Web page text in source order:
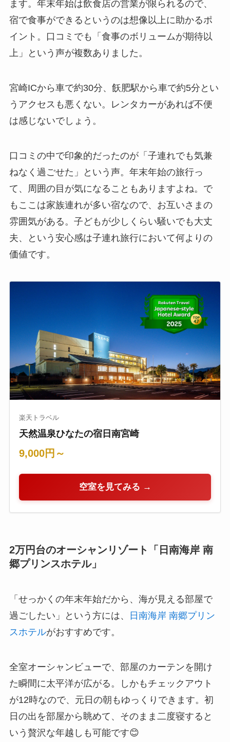
ます。年末年始は飲食店の営業が限られるので、
宿で食事ができるというのは想像以上に助かるポ
イント。口コミでも「食事のボリュームが期待以
上」という声が複数ありました。
宮崎ICから車で約30分、飫肥駅から車で約5分とい
うアクセスも悪くない。レンタカーがあれば不便
は感じないでしょう。
口コミの中で印象的だったのが「子連れでも気兼
ねなく過ごせた」という声。年末年始の旅行っ
て、周囲の目が気になることもありますよね。で
もここは家族連れが多い宿なので、お互いさまの
雰囲気がある。子どもが少しくらい騒いでも大丈
夫、という安心感は子連れ旅行において何よりの
価値です。
楽天トラベル
天然温泉ひなたの宿日南宮崎
9,000円～
空室を見てみる →
2万円台のオーシャンリゾート「日南海岸 南
郷プリンスホテル」
「せっかくの年末年始だから、海が見える部屋で
過ごしたい」という方には、
日南海岸 南郷プリン
スホテルがおすすめです。
全室オーシャンビューで、部屋のカーテンを開け
た瞬間に太平洋が広がる。しかもチェックアウト
が12時なので、元日の朝もゆっくりできます。初
日の出を部屋から眺めて、そのまま二度寝すると
いう贅沢な年越しも可能です😊